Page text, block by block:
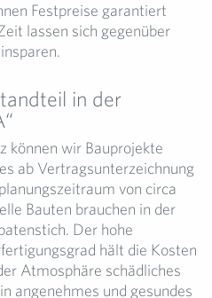
Festpreise garantiert
lassen sich gegenüber
in der
können wir Bauprojekte
ab Vertragsunterzeichnung
von circa
Bauten brauchen in der
Der hohe
hält die Kosten
Atmosphäre schädliches
angenehmes und gesundes